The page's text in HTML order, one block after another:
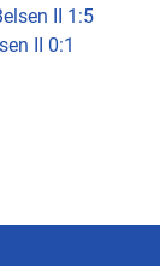
II 1:5
II 0:1